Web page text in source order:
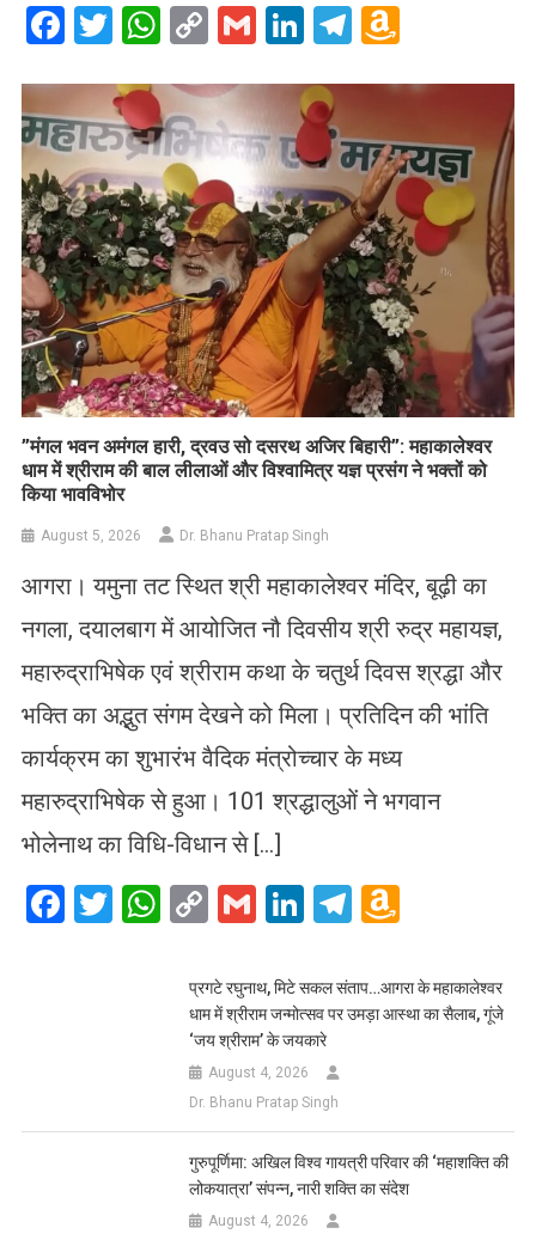
Facebook
Twitter
WhatsApp
CopyGmailLinkedIn
Telegram
List
​”मंगल भवन अमंगल हारी, द्रवउ सो दसरथ अजिर बिहारी”: महाकालेश्वर
धाम में श्रीराम की बाल लीलाओं और विश्वामित्र यज्ञ प्रसंग ने भक्तों को
किया भावविभोर
August 5, 2026 Dr. Bhanu Pratap Singh
आगरा। यमुना तट स्थित श्री महाकालेश्वर मंदिर, बूढ़ी का
नगला, दयालबाग में आयोजित नौ दिवसीय श्री रुद्र महायज्ञ,
महारुद्राभिषेक एवं श्रीराम कथा के चतुर्थ दिवस श्रद्धा और
भक्ति का अद्भुत संगम देखने को मिला। प्रतिदिन की भांति
कार्यक्रम का शुभारंभ वैदिक मंत्रोच्चार के मध्य
महारुद्राभिषेक से हुआ। 101 श्रद्धालुओं ने भगवान
भोलेनाथ का विधि-विधान से […]
Facebook
Twitter
WhatsApp
CopyGmailLinkedIn
Telegram
List
प्रगटे रघुनाथ, मिटे सकल संताप…आगरा के महाकालेश्वर
धाम में श्रीराम जन्मोत्सव पर उमड़ा आस्था का सैलाब, गूंजे
‘जय श्रीराम’ के जयकारे
August 4, 2026
Dr. Bhanu Pratap Singh
गुरुपूर्णिमा: अखिल विश्व गायत्री परिवार की ‘महाशक्ति की
लोकयात्रा’ संपन्न, नारी शक्ति का संदेश
August 4, 2026